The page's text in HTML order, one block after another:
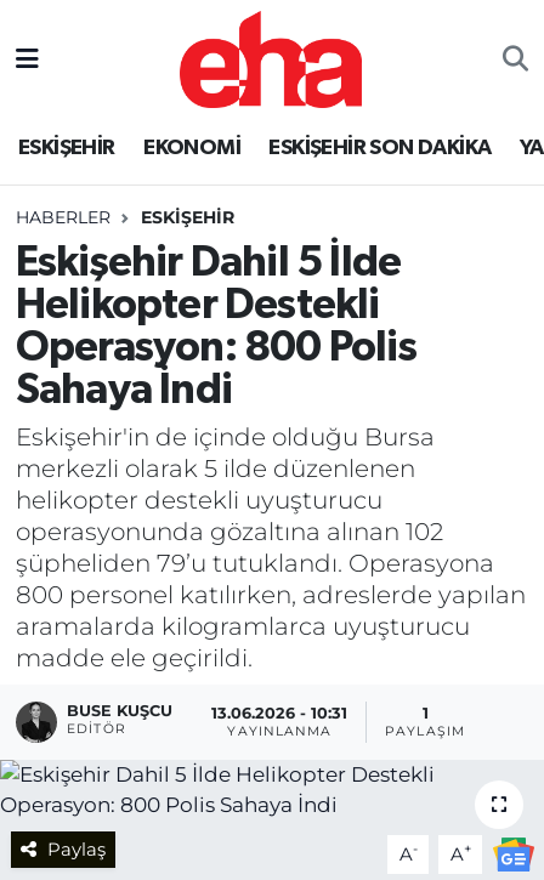
ESKİŞEHİR EKONOMİ ESKİŞEHİR SON DAKİKA
HABERLER ESKİŞEHİR
Eskişehir Dahil 5 İlde
Helikopter Destekli
Operasyon: 800 Polis
Sahaya İndi
Eskişehir'in de içinde olduğu Bursa
merkezli olarak 5 ilde düzenlenen
helikopter destekli uyuşturucu
operasyonunda gözaltına alınan 102
şüpheliden 79’u tutuklandı. Operasyona
800 personel katılırken, adreslerde yapılan
aramalarda kilogramlarca uyuşturucu
madde ele geçirildi.
BUSE KUŞCU
EDITÖR
13.06.2026 - 10:31
YAYINLANMA
1
PAYLAŞIM
Paylaş A- A+